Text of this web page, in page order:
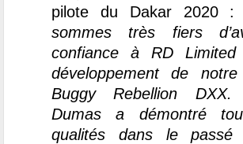
pilote du Dakar 2020 :
sommes très fiers
confiance à RD
développement de
Buggy Rebellion DXX.
Dumas a démontré
qualités dans le